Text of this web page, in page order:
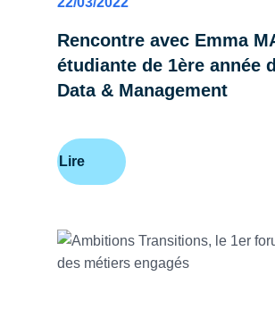
Rencontre avec Emma
étudiante de 1ère année
Data & Management
Lire